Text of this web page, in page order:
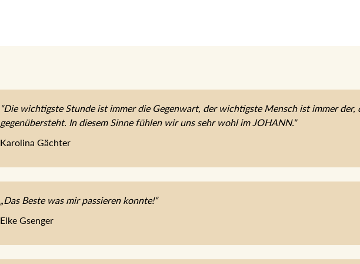
“Die wichtigste Stunde ist immer die Gegenwart, der wichtigste Mensch ist immer der,
gegenübersteht. In diesem Sinne fühlen wir uns sehr wohl im JOHANN."
Karolina Gächter
„Das Beste was mir passieren konnte!“
Elke Gsenger